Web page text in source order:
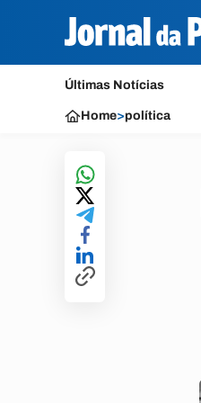
Últimas Notícias
Home>política